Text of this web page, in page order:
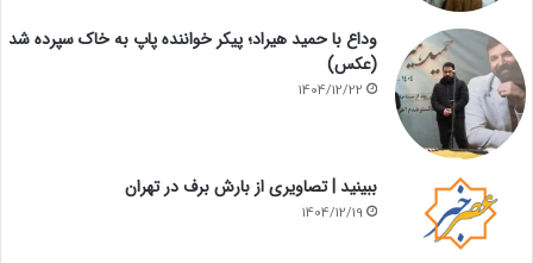
وداع با حمید هیراد؛ پیکر خواننده پاپ به خاک سپرده شد
(عکس)
1404/12/22
ببینید | تصاویری از بارش برف در تهران
1404/12/19